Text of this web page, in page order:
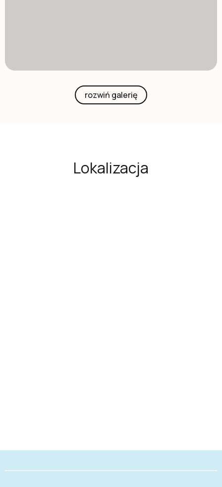
rozwiń galerię
Lokalizacja